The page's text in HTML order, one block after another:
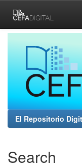
navigation
El Repositorio
Search